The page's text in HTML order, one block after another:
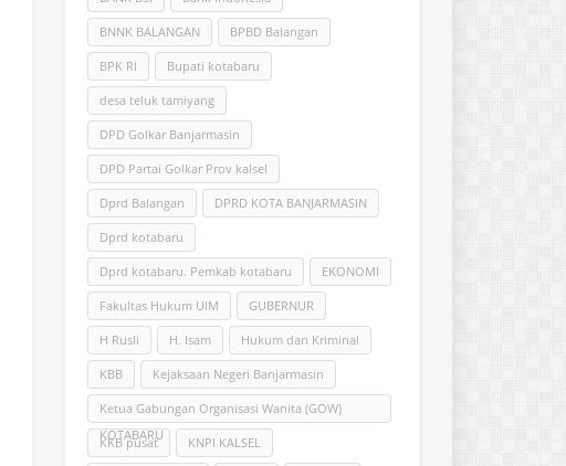
BNNK BALANGAN BPBD Balangan
BPK RI Bupati kotabaru
desa teluk tamiyang
DPD Golkar Banjarmasin
DPD Partai Golkar Prov kalsel
Dprd Balangan DPRD KOTA BANJARMASIN
Dprd kotabaru
Dprd kotabaru. Pemkab kotabaru EKONOMI
Fakultas Hukum UlM GUBERNUR
H Rusli H. Isam Hukum dan Kriminal
KBB Kejaksaan Negeri Banjarmasin
Ketua Gabungan Organisasi Wanita (GOW)
KOTABARU
KKB pusat KNPI KALSEL